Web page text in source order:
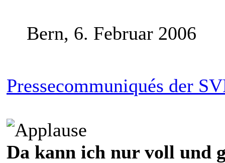
Bern, 6. Februar 2006
Pressecommuniqués der
Da kann ich nur voll und